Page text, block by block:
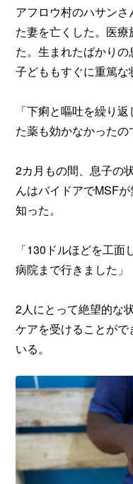
アフロウ村のハサン
た妻を亡くした。医
た。生まれたばかり
子どももすぐに重篤な
「下痢と嘔吐を繰り
た薬も効かなかったの
2カ月もの間、息子の
んはバイドアでMSF
知った。
「130ドルほどを工
病院まで行きました」
2人にとって絶望的な
ケアを受けることが
いる。